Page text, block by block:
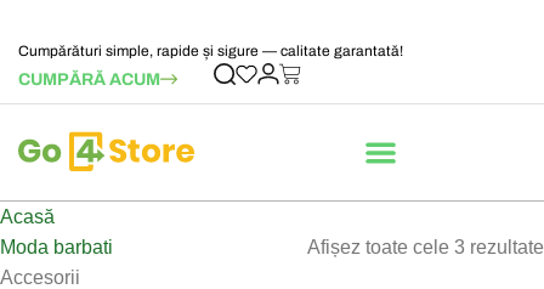
Cumpărături simple, rapide și sigure — calitate garantată!
CUMPĂRĂ ACUM
Acasă
Moda barbati
Accesorii
Afișez toate cele 3 rezultate